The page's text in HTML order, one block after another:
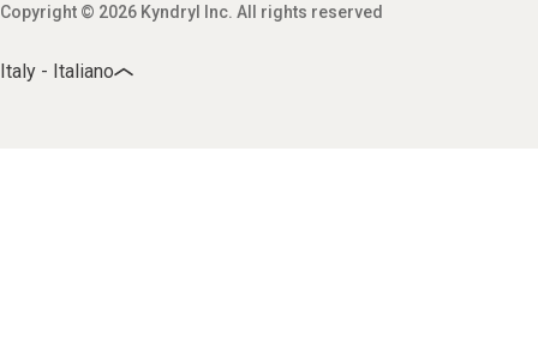
Copyright © 2026 Kyndryl Inc. All rights reserved
Italy - Italiano